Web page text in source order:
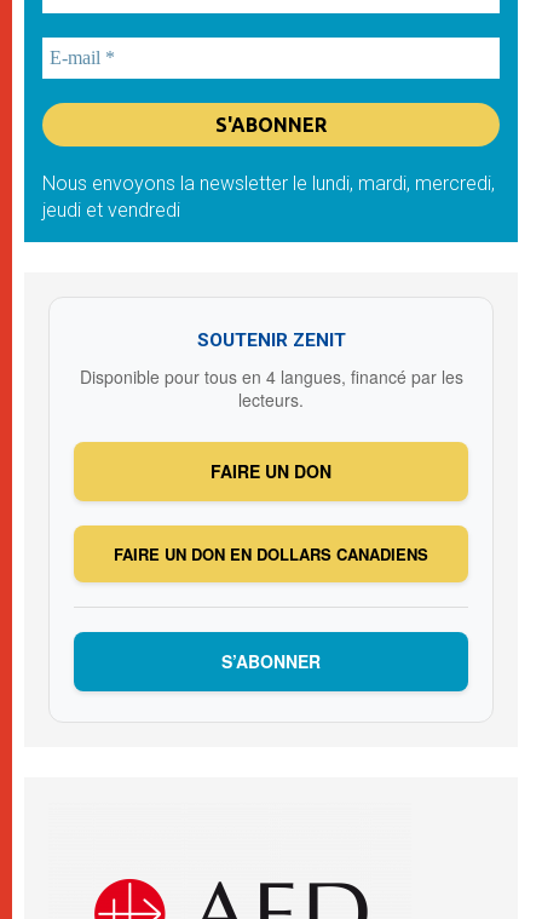
Nous envoyons la newsletter le lundi, mardi, mercredi,
jeudi et vendredi
SOUTENIR ZENIT
Disponible pour tous en 4 langues, financé par les
lecteurs.
FAIRE UN DON
FAIRE UN DON EN DOLLARS CANADIENS
S’ABONNER